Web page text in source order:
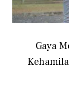
Gaya